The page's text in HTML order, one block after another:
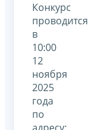
Конкурс
проводится
в
10:00
12
ноября
2025
года
по